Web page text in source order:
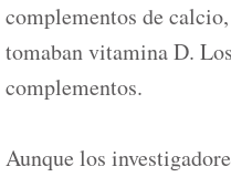
complementos de
tomaban vitamina D.
complementos.
Aunque los